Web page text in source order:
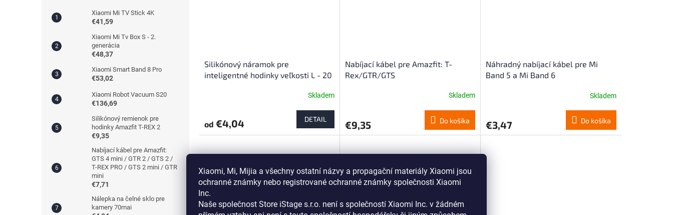
Xiaomi, Mi, Mijia a všechny ostatní názvy a propagační materiály Xiaomi jsou
ochranné známky nebo registrované ochranné známky společnosti Xiaomi
Inc.
Naše společnost Store iStage s.r.o. není s společností Xiaomi Inc. v žádném
Xiaomi Mi TV Stick 4K
€41,59
Xiaomi Mi Tv Box S - 2.
generácia
€48,37
Xiaomi Smart Band 8 Pro
€53,02
Xiaomi Robot Vacuum S20
€136,69
Silikónový remienok pre
hodinky Amazfit T-REX 2
€9,35
Nabíjací kábel pre Amazfit:
GTS 4 mini / GTR 2 / GTS 2 /
T-REX PRO / GTS 2 mini / GTR
mini
€7,71
Nálepka na čelné sklo pre
kamery 70mai
Silikónový náramok pre
inteligentné hodinky veľkosti L - 20
je
4,3
5
Skladem
od €4,04 DETAIL
Nabíjací kábel pre Amazfit: T-
Rex/GTR/GTS
je
4,2
5
Skladem
€9,35 Do košíka
Náhradný nabíjací kábel pre Mi
Band 5 a Mi Band 6
Skladem
€3,47 Do košíka